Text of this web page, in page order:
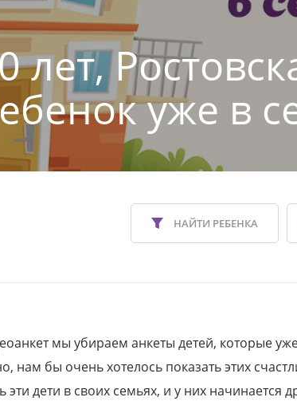
уже в
НАЙТИ РЕБЕНКА
мы убираем анкеты детей, которые
нам бы очень хотелось показать этих
дети в своих семьях, и у них начинается